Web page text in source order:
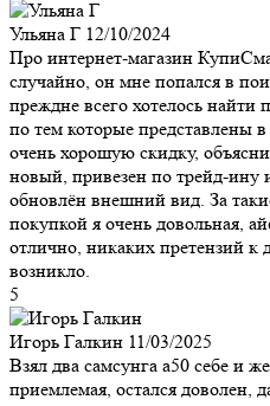
Ульяна Г 12/10/2024
Про интернет-магазин
случайно, он мне попался в
преждне всего хотелось найти
по тем которые представлены
очень хорошую скидку,
новый, привезен по трейд-ину
обновлён внешний вид. За
покупкой я очень довольная,
отлично, никаких претензий к
возникло.
5
Игорь Галкин 11/03/2025
Взял два самсунга а50 себе и
приемлемая, остался доволен,